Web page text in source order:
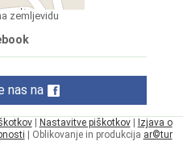
zemljevidu
nas na
| Nastavitve piškotkov| Izjava o
| Oblikovanje in produkcija ar©tur